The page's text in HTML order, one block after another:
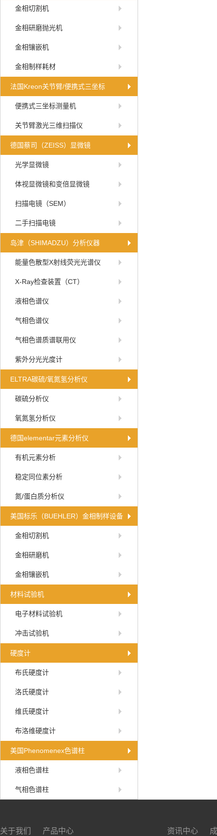
金相切割机
金相研磨抛光机
金相镶嵌机
金相制样耗材
法国Kreon关节臂/便携式三坐标
便携式三坐标测量机
关节臂激光三维扫描仪
德国蔡司（ZEISS）显微镜
光学显微镜
体视显微镜和变倍显微镜
扫描电镜（SEM）
二手扫描电镜
岛津（SHIMADZU）分析仪器
能量色散型X射线荧光光谱仪
X-Ray检查装置（CT）
液相色谱仪
气相色谱仪
气相色谱质谱联用仪
紫外分光光度计
ELTRA碳硫/氧氮氢分析仪
碳硫分析仪
氧氮氢分析仪
德国elementar元素分析仪
有机元素分析
稳定同位素分析
氮/蛋白质分析仪
美国标乐（BUEHLER）金相制样设备
金相切割机
金相研磨机
金相镶嵌机
材料试验机
电子材料试验机
冲击试验机
硬度计
布氏硬度计
洛氏硬度计
维氏硬度计
布洛维硬度计
美国Phenomenex色谱柱
液相色谱柱
气相色谱柱
关于我们 产品中心 资讯中心